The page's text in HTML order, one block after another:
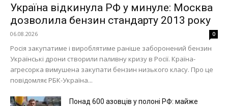
Україна відкинула РФ у минуле: Москва
дозволила бензин стандарту 2013 року
06.08.2026 0
Росія закупатиме і вироблятиме раніше заборонений бензин
Українські дрони створили паливну кризу в Росії. Країна-
агресорка вимушена закупати бензин низького класу. Про це
повідомляє РБК-Україна...
Понад 600 азовців у полоні РФ: майже